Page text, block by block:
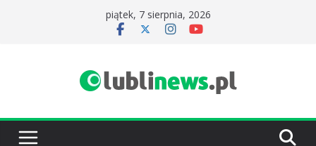
piątek, 7 sierpnia, 2026